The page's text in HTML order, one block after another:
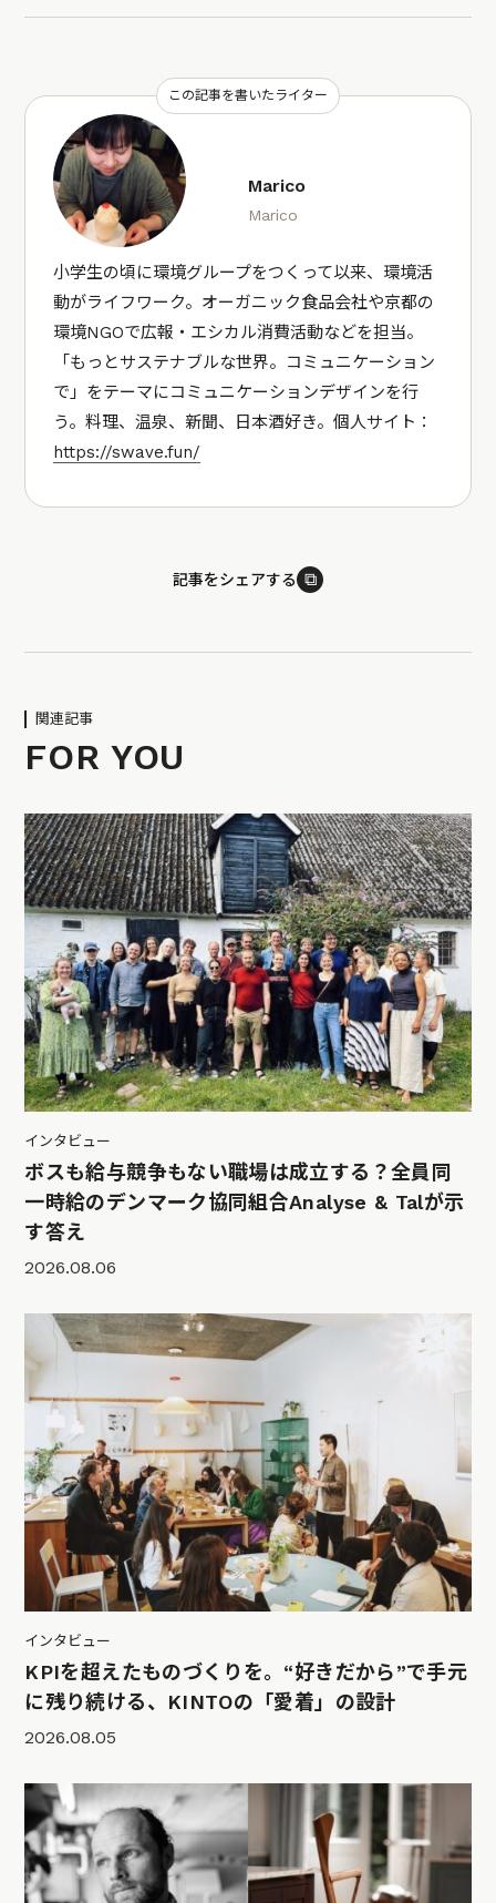
この記事を書いたライター
Marico
Marico
小学生の頃に環境グループをつくって以来、環境活
動がライフワーク。オーガニック食品会社や京都の
環境NGOで広報・エシカル消費活動などを担当。
「もっとサステナブルな世界。コミュニケーション
で」をテーマにコミュニケーションデザインを行
う。料理、温泉、新聞、日本酒好き。個人サイト：
https://swave.fun/
記事をシェアする ⧉
関連記事
FOR YOU
インタビュー
ボスも給与競争もない職場は成立する？全員同
一時給のデンマーク協同組合Analyse & Talが示
す答え
2026.08.06
インタビュー
KPIを超えたものづくりを。“好きだから”で手元
に残り続ける、KINTOの「愛着」の設計
2026.08.05